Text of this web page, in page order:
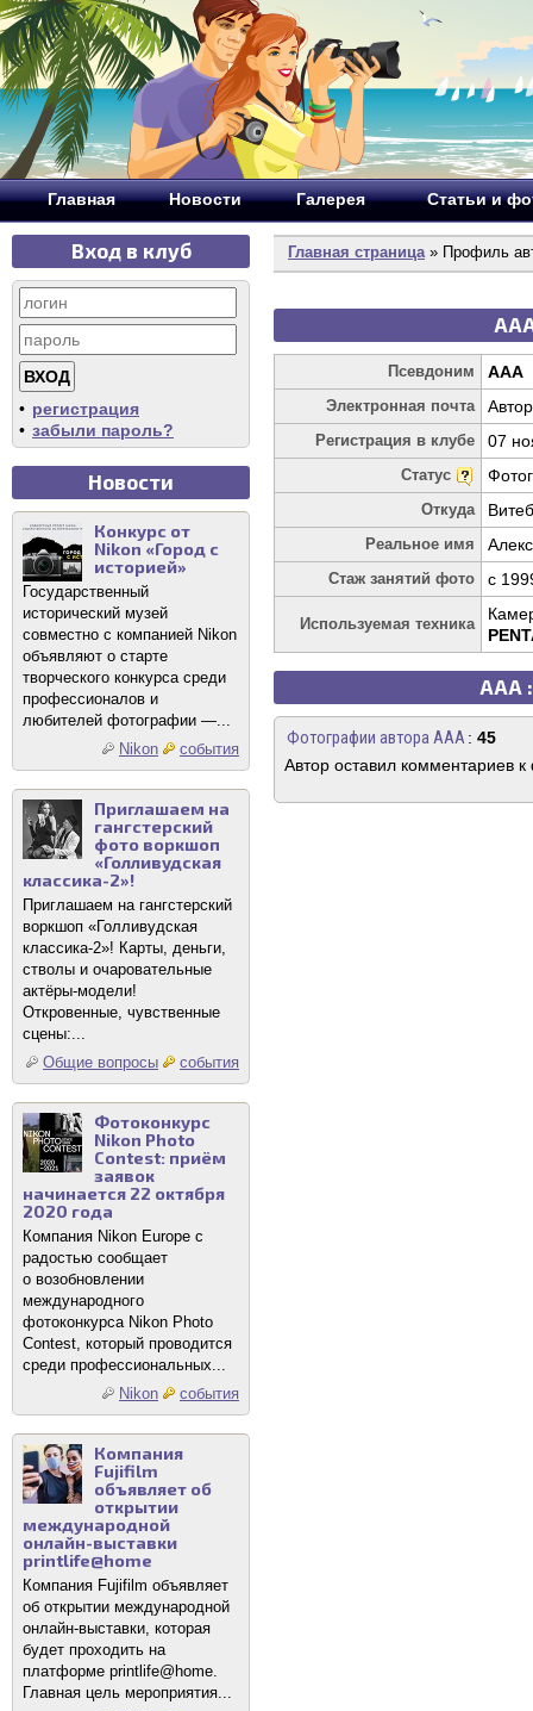
Главная Новости Галерея Статьи и
Вход в клуб
• регистрация
• забыли пароль?
Новости
Конкурс от
Nikon «Город с
историей»
Государственный
исторический музей
совместно с компанией Nikon
объявляют о старте
творческого конкурса среди
профессионалов и
любителей фотографии —...
Nikon
события
Приглашаем на
гангстерский
фото воркшоп
«Голливудская
классика-2»!
Приглашаем на гангстерский
воркшоп «Голливудская
классика-2»! Карты, деньги,
стволы и очаровательные
актёры-модели!
Откровенные, чувственные
сцены:...
Общие вопросы
события
Фотоконкурс
Nikon Photo
Contest: приём
заявок
начинается 22 октября
2020 года
Компания Nikon Europe с
радостью сообщает
о возобновлении
международного
фотоконкурса Nikon Photo
Contest, который проводится
среди профессиональных...
Nikon
события
Компания
Fujifilm
объявляет об
открытии
международной
онлайн-выставки
printlife@home
Компания Fujifilm объявляет
об открытии международной
онлайн-выставки, которая
будет проходить на
платформе printlife@home.
Главная цель мероприятия...
Главная страница» Профиль
Псевдоним ААА
Электронная почта
Регистрация в клубе 07
Статус
Откуда
Реальное имя
Стаж занятий фото c
Используемая техника
ААА
Фотографии автора ААА: 45
Автор оставил комментариев